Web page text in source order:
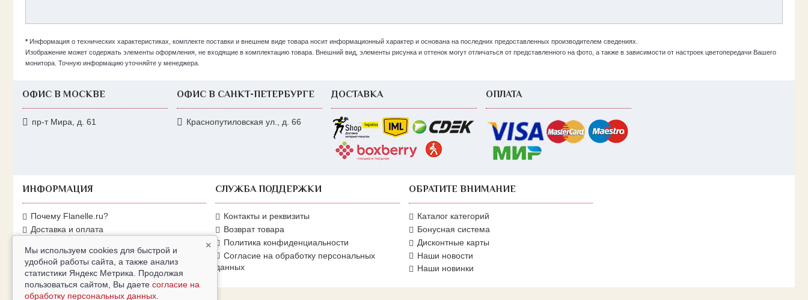
* Информация о технических характеристиках, комплекте поставки и внешнем виде товара носит информационный характер и основана на последних предоставленных производителем сведениях.
Изображение может содержать элементы оформления, не входящие в комплектацию товара. Внешний вид, элементы рисунка и оттенок могут отличаться от представленного на фото, а также в зависимости от настроек цветопередачи Вашего
монитора. Точную информацию уточняйте у менеджера.
ОФИС В МОСКВЕ
пр-т Мира, д. 61
ОФИС В САНКТ-ПЕТЕРБУРГЕ
Краснопутиловская ул., д. 66
ДОСТАВКА ОПЛАТА
ИНФОРМАЦИЯ
Почему Flanelle.ru?
Доставка и оплата
Производители
Карта сайта
СЛУЖБА ПОДДЕРЖКИ
Контакты и реквизиты
Возврат товара
Политика конфиденциальности
Согласие на обработку персональных
данных
ОБРАТИТЕ ВНИМАНИЕ
Каталог категорий
Бонусная система
Дисконтные карты
Наши новости
Наши новинки
×
Мы используем cookies для быстрой и
удобной работы сайта, а также анализ
статистики Яндекс Метрика. Продолжая
пользоваться сайтом, Вы даете согласие на
обработку персональных данных